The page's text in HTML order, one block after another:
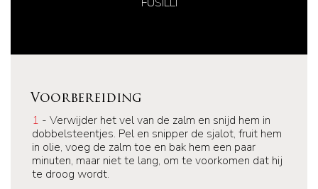
Voorbereiding
1 - Verwijder het vel van de zalm en snijd hem in
dobbelsteentjes. Pel en snipper de sjalot, fruit hem
in olie, voeg de zalm toe en bak hem een paar
minuten, maar niet te lang, om te voorkomen dat hij
te droog wordt.